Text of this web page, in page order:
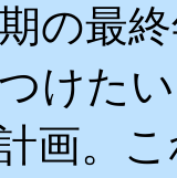
の最終
けた
画。